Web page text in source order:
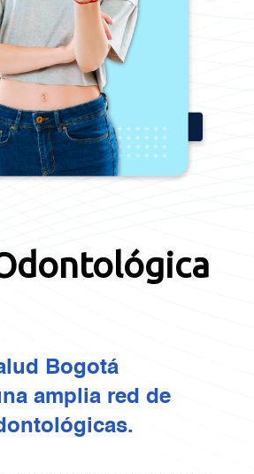
Bogotá
amplia red de
.